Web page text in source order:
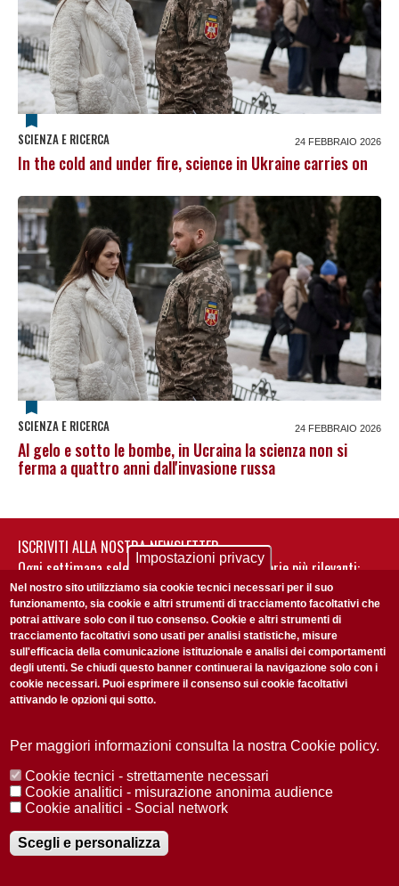
SCIENZA E RICERCA 24 FEBBRAIO 2026
In the cold and under fire, science in Ukraine carries on
SCIENZA E RICERCA 24 FEBBRAIO 2026
Al gelo e sotto le bombe, in Ucraina la scienza non si
ferma a quattro anni dall'invasione russa
ISCRIVITI ALLA NOSTRA NEWSLETTER
Ogni settimana selezioniamo per te nostre storie più rilevanti:
non perderti gli aggiornamenti della nostra newsletter
Accetto laPrivacy Policy
Redazione Copyright Privacy
Area stampa
© 2025 Università di Padova
Registrazione presso il Tribunale di Padova n. 2097/2012 del 18 giugno
2012
Impostazioni privacy
Nel nostro sito utilizziamo sia cookie tecnici necessari per il suo
funzionamento, sia cookie e altri strumenti di tracciamento facoltativi che
potrai attivare solo con il tuo consenso. Cookie e altri strumenti di
tracciamento facoltativi sono usati per analisi statistiche, misure
sull'efficacia della comunicazione istituzionale e analisi dei comportamenti
degli utenti. Se chiudi questo banner continuerai la navigazione solo con i
cookie necessari. Puoi esprimere il consenso sui cookie facoltativi
attivando le opzioni qui sotto.
Per maggiori informazioni consulta la nostra Cookie policy.
Cookie tecnici - strettamente necessari
Cookie analitici - misurazione anonima audience
Cookie analitici - Social network
Scegli e personalizza